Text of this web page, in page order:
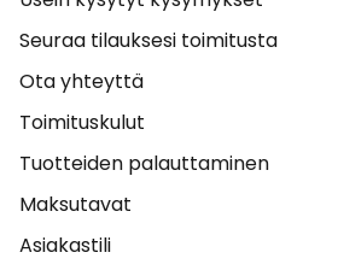
Seuraa tilauksesi toimitusta
Ota yhteyttä
Toimituskulut
Tuotteiden palauttaminen
Maksutavat
Asiakastili